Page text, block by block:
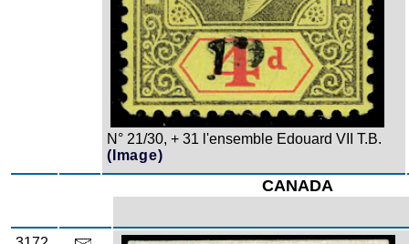
N° 21/30, + 31 l'ensemble Edouard VII T.B.
(Image)
CANADA